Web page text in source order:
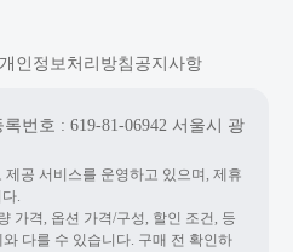
개인정보처리방침 공지사항
번호 : 619-81-06942 서울시 광
공 서비스를 운영하고 있으며, 제휴
.
가격, 옵션 가격/구성, 할인 조건, 등
다를 수 있습니다. 구매 전 확인하